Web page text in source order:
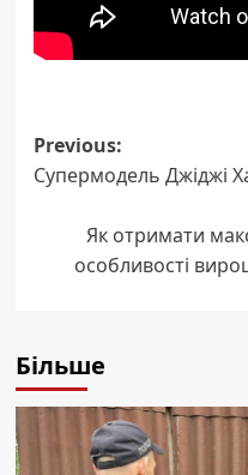
Post
navigation
Previous:
Супермодель Джіджі
Як отримати
особливості
Більше